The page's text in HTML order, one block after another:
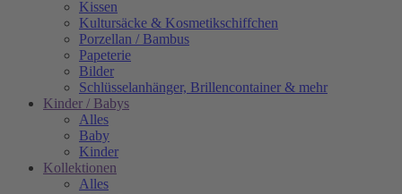
Kissen
Kultursäcke & Kosmetikschiffchen
Porzellan / Bambus
Papeterie
Bilder
Schlüsselanhänger, Brillencontainer & mehr
Kinder / Babys
Alles
Baby
Kinder
Kollektionen
Alles